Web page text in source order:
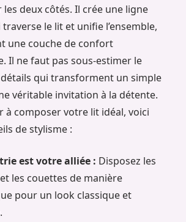
deux côtés. Il crée une ligne
le lit et unifie l’ensemble,
une couche de confort
Il ne faut pas sous-estimer le
qui transforment un simple
véritable invitation à la détente.
à composer votre lit idéal, voici
de stylisme :
est votre alliée : Disposez les
les couettes de manière
pour un look classique et